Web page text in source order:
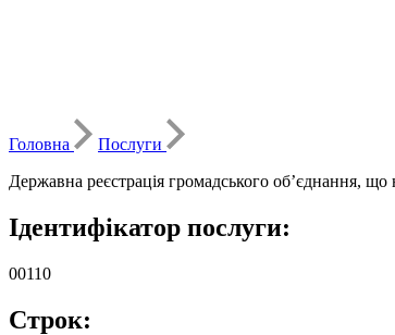
Головна
Послуги
Державна реєстрація громадського об’єднання,
Ідентифікатор послуги:
00110
Строк: